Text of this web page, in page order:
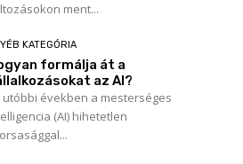
ment...
KATEGÓRIA
formálja át a
az AI?
utóbbi években a mesterséges
(AI) hihetetlen